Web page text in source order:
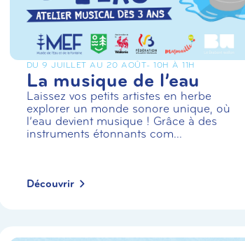
DU 9 JUILLET AU 20 AOÛT- 10H À 11H
La musique de l’eau
Laissez vos petits artistes en herbe
explorer un monde sonore unique, où
l’eau devient musique ! Grâce à des
instruments étonnants com...
Découvrir